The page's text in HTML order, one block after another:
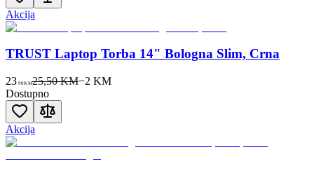
Akcija
TRUST Laptop Torba 14" Bologna Slim, Crna
23 90KM25,50 KM−2 KM
Dostupno
Akcija